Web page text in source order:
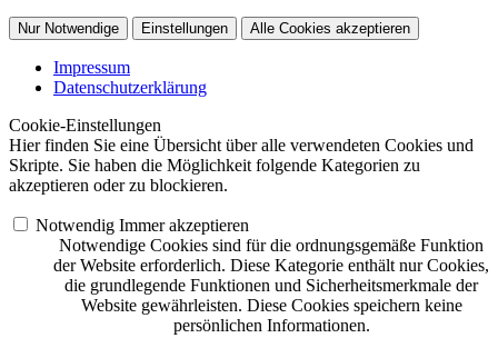
Nur Notwendige Einstellungen Alle Cookies akzeptieren
Impressum
Datenschutzerklärung
Cookie-Einstellungen
Hier finden Sie eine Übersicht über alle verwendeten Cookies und
Skripte. Sie haben die Möglichkeit folgende Kategorien zu
akzeptieren oder zu blockieren.
Notwendig Immer akzeptieren
Notwendige Cookies sind für die ordnungsgemäße Funktion
der Website erforderlich. Diese Kategorie enthält nur Cookies,
die grundlegende Funktionen und Sicherheitsmerkmale der
Website gewährleisten. Diese Cookies speichern keine
persönlichen Informationen.